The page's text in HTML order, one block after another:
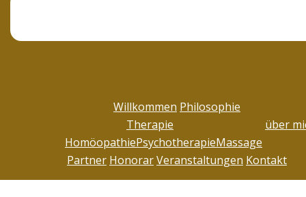
Willkommen Philosophie
Therapie
HomöopathiePsychotherapieMassage
über
Partner HonorarVeranstaltungen Kontakt